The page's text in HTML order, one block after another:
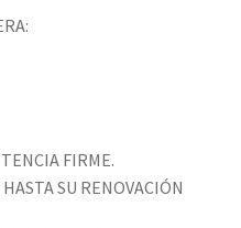
FIRME.
SU RENOVACIÓN